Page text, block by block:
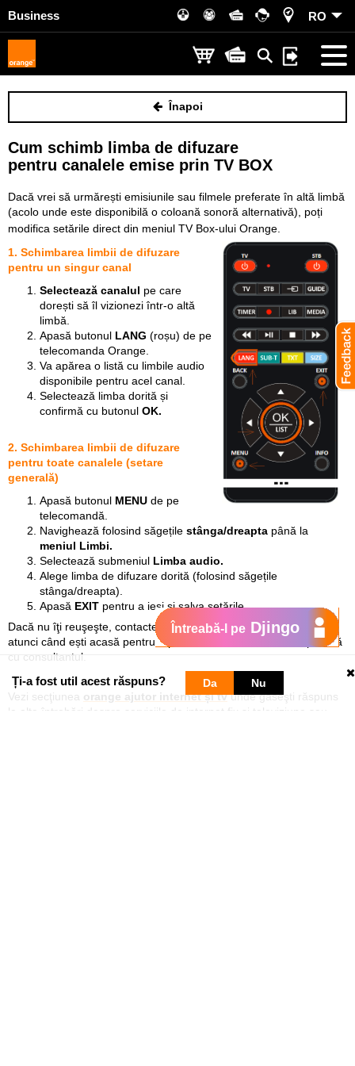
Business RO
Înapoi
Cum schimb limba de difuzare
pentru canalele emise prin TV BOX
Dacă vrei să urmărești emisiunile sau filmele preferate în altă limbă
(acolo unde este disponibilă o coloană sonoră alternativă), poți
modifica setările direct din meniul TV Box-ului Orange.
1. Schimbarea limbii de difuzare
pentru un singur canal
Selectează canalul pe care
dorești să îl vizionezi într-o altă
limbă.
Apasă butonul LANG (roșu) de pe
telecomanda Orange.
Va apărea o listă cu limbile audio
disponibile pentru acel canal.
Selectează limba dorită și
confirmă cu butonul OK.
2. Schimbarea limbii de difuzare
pentru toate canalele (setare
generală)
Apasă butonul MENU de pe
telecomandă.
Navighează folosind săgețile stânga/dreapta până la
meniul Limbi.
Selectează submeniul Limba audio.
Alege limba de difuzare dorită (folosind săgețile
stânga/dreapta).
Apasă EXIT pentru a ieși și salva setările.
Dacă nu îţi reuşeşte, contacteazăServiciul Suport Clienți.Sună
atunci când ești acasă pentru a putea efectua verificările împreună
cu consultantul.
Vezi secţiunea orange ajutor internet și tvunde găseşti răspuns
la alte întrebări despre serviciile de internet fix și televiziune sau
Ți-a fost util acest răspuns? Da Nu
Întreabă-l pe Djingo